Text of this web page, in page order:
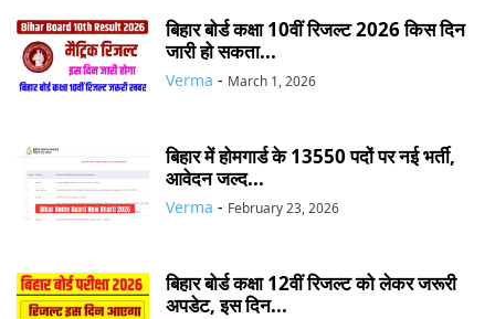
बिहार बोर्ड कक्षा 10वीं रिजल्ट 2026 किस दिन
जारी हो सकता...
Verma - March 1, 2026
बिहार में होमगार्ड के 13550 पदों पर नई भर्ती,
आवेदन जल्द...
Verma - February 23, 2026
बिहार बोर्ड कक्षा 12वीं रिजल्ट को लेकर जरूरी
अपडेट, इस दिन...